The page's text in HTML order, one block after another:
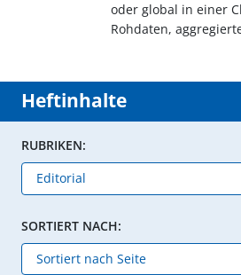
oder global in einer
Rohdaten,
Heftinhalte
RUBRIKEN:
SORTIERT NACH: